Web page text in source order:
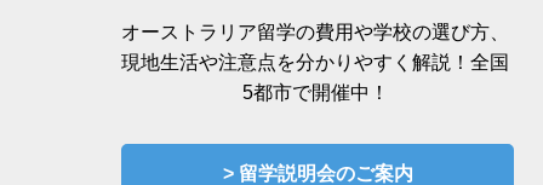
オーストラリア留学の費用や学校の選び方、
現地生活や注意点を分かりやすく解説！全国
5都市で開催中！
> 留学説明会のご案内